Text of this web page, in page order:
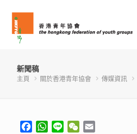
新聞稿
主頁 關於香港青年協會 傳媒資訊
FacebookWhatsApp
Line WeChat